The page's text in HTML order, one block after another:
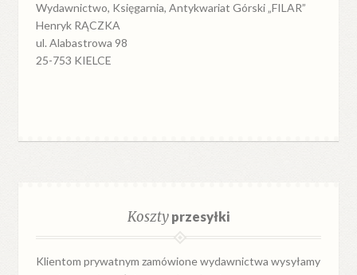
Wydawnictwo, Księgarnia, Antykwariat Górski „FILAR”
Henryk RĄCZKA
ul. Alabastrowa 98
25-753 KIELCE
Kosztyprzesyłki
Klientom prywatnym zamówione wydawnictwa wysyłamy